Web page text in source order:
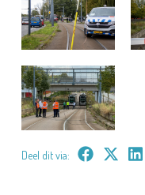
Deel dit via: